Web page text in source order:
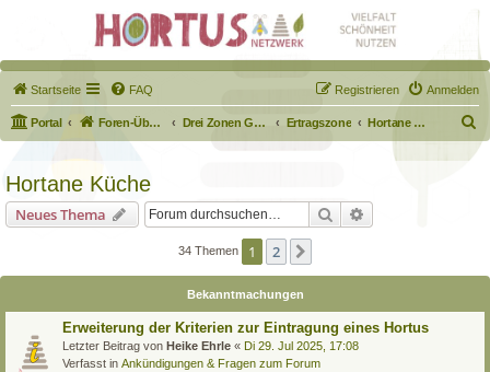
Startseite FAQ Anmelden
Registrieren
Portal Foren-Übersicht Drei Zonen Garten Ertragszone Hortane Küche
u
Hortane Küche
Neues Thema Suche
34 Themen 1 2
Bekanntmachungen
Erweiterung der Kriterien zur Eintragung eines Hortus
Letzter Beitrag von Heike Ehrle « Di 29. Jul 2025, 17:08
Verfasst in Ankündigungen & Fragen zum Forum